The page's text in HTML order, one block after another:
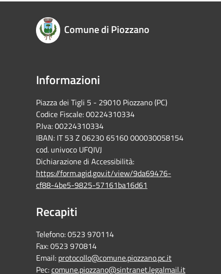
Comune di Piozzano
Informazioni
Piazza dei Tigli 5 - 29010 Piozzano (PC)
Codice Fiscale: 00224310334
P.Iva: 00224310334
IBAN: IT 53 Z 06230 65160 000030058154
cod. univoco UFQIVJ
Dichiarazione di Accessibilità:
https://form.agid.gov.it/view/9da69476-
cf88-4be5-9825-57161ba16d61
Recapiti
Telefono:0523 970114
Fax:0523 970814
Email: protocollo@comune.piozzano.pc.it
Pec:comune.piozzano@sintranet.legalmail.it